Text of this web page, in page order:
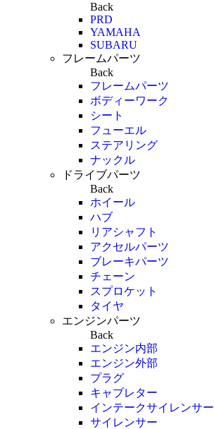
Back
PRD
YAMAHA
SUBARU
フレームパーツ
Back
フレームパーツ
ボディーワーク
シート
フューエル
ステアリング
ナックル
ドライブパーツ
Back
ホイール
ハブ
リアシャフト
アクセルパーツ
ブレーキパーツ
チェーン
スプロケット
タイヤ
エンジンパーツ
Back
エンジン内部
エンジン外部
プラグ
キャブレター
インテークサイレンサー
サイレンサー